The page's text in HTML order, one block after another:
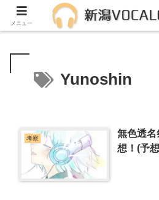
メンバー募集中！一緒に
Yunoshin
考察
無色透
想！(予
メニュー